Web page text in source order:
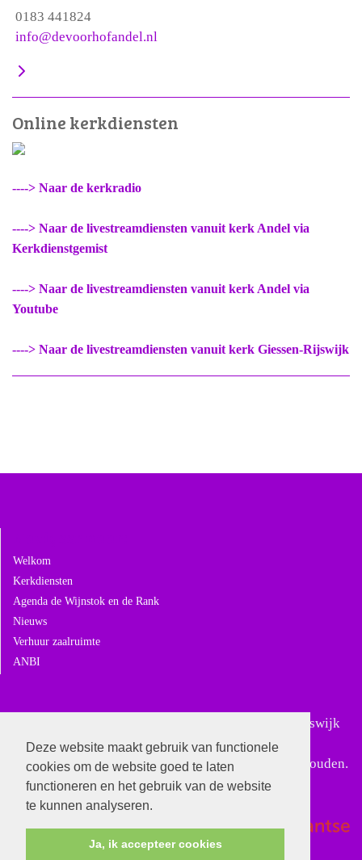
Deze website maakt gebruik van functionele
cookies om de website goed te laten
functioneren en het gebruik van de website
te kunnen analyseren.
Ja, ik accepteer cookies
0183 441824
info@devoorhofandel.nl
Online kerkdiensten
----> Naar de kerkradio
----> Naar de livestreamdiensten vanuit kerk Andel via
Kerkdienstgemist
----> Naar de livestreamdiensten vanuit kerk Andel via
Youtube
----> Naar de livestreamdiensten vanuit kerk Giessen-Rijswijk
Welkom
Kerkdiensten
Agenda de Wijnstok en de Rank
Nieuws
Verhuur zaalruimte
ANBI
Sinds 18 februari 2024 is Gereformeerd Giessen-Rijswijk
samengegaan met Gereformeerd Andel. In Giessen-
Rijswijk worden alleen nog bijzondere diensten gehouden.